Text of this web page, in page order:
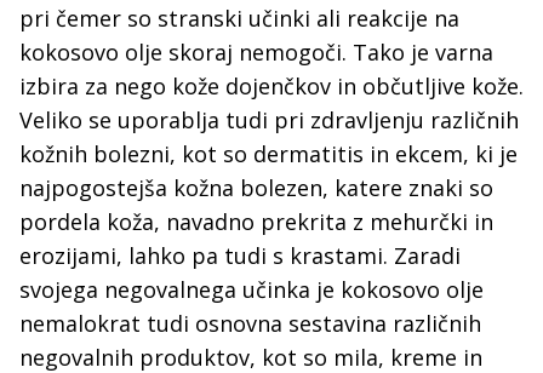
pri čemer so stranski učinki ali reakcije na
kokosovo olje skoraj nemogoči. Tako je varna
izbira za nego kože dojenčkov in občutljive kože.
Veliko se uporablja tudi pri zdravljenju različnih
kožnih bolezni, kot so dermatitis in ekcem, ki je
najpogostejša kožna bolezen, katere znaki so
pordela koža, navadno prekrita z mehurčki in
erozijami, lahko pa tudi s krastami. Zaradi
svojega negovalnega učinka je kokosovo olje
nemalokrat tudi osnovna sestavina različnih
negovalnih produktov, kot so mila, kreme in